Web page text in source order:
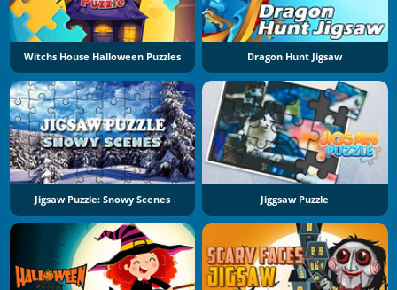
Witchs House Halloween Puzzles Dragon Hunt Jigsaw
Jigsaw Puzzle: Snowy Scenes Jiggsaw Puzzle